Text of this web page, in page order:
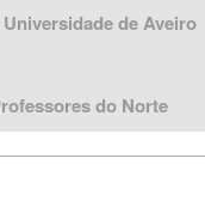
de Aveiro
do Norte